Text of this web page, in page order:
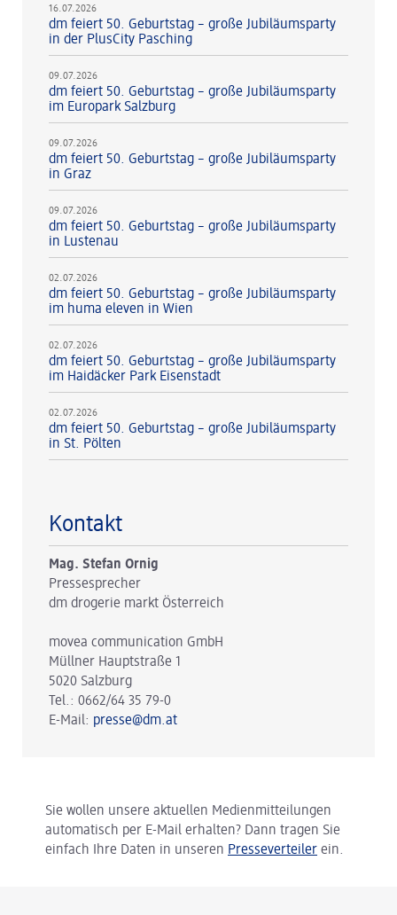
16.07.2026
dm feiert 50. Geburtstag – große Jubiläumsparty
in der PlusCity Pasching
09.07.2026
dm feiert 50. Geburtstag – große Jubiläumsparty
im Europark Salzburg
09.07.2026
dm feiert 50. Geburtstag – große Jubiläumsparty
in Graz
09.07.2026
dm feiert 50. Geburtstag – große Jubiläumsparty
in Lustenau
02.07.2026
dm feiert 50. Geburtstag – große Jubiläumsparty
im huma eleven in Wien
02.07.2026
dm feiert 50. Geburtstag – große Jubiläumsparty
im Haidäcker Park Eisenstadt
02.07.2026
dm feiert 50. Geburtstag – große Jubiläumsparty
in St. Pölten
Kontakt
Mag. Stefan Ornig
Pressesprecher
dm drogerie markt Österreich
movea communication GmbH
Müllner Hauptstraße 1
5020 Salzburg
Tel.: 0662/64 35 79-0
E-Mail: presse@dm.at
Sie wollen unsere aktuellen Medienmitteilungen
automatisch per E-Mail erhalten? Dann tragen Sie
einfach Ihre Daten in unseren Presseverteiler ein.